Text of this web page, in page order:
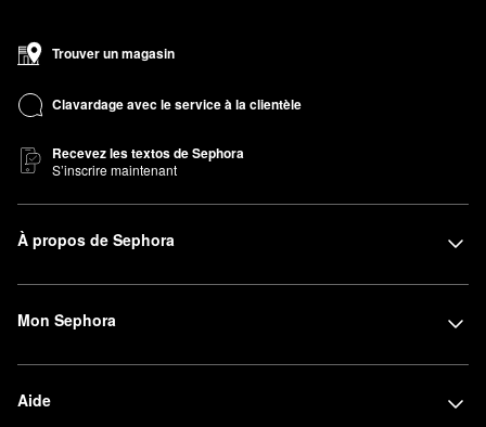
Trouver un magasin
Clavardage avec le service à la clientèle
Recevez les textos de Sephora
S’inscrire maintenant
À propos de Sephora
Mon Sephora
Aide